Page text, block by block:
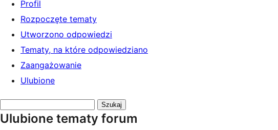
Profil
Rozpoczęte tematy
Utworzono odpowiedzi
Tematy, na które odpowiedziano
Zaangażowanie
Ulubione
tematy:
Ulubione tematy forum